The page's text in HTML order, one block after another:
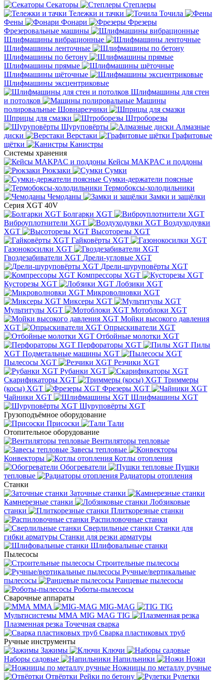
Секаторы
Степлеры
Тележки и тачки
Точила
Фены
Фонари
Фрезеры
Фрезеровальные машины
Шлифмашины вибрационные
Шлифмашины ленточные
Шлифмашины по бетону
Шлифмашины прямые
Шлифмашины щёточные
Шлифмашины эксцентриковые
Шлифмашины для стен
и потолков
Машины
полировальные Шовнарезчики
Шприцы для смазки
Штроборезы
Шуруповёрты
Алмазные
диски
Верстаки
Графитовые
щётки
Канистры
Системы хранения
Кейсы MAKPAC и поддоны
Рюкзаки
Сумки
Сумки-держатели поясные
Термобоксы-холодильники
Чемоданы
Замки и защёлки
Серия XGT 40V
Болгарки XGT
Виброуплотнители XGT
Воздуходувки
XGT
Высоторезы XGT
Гайковёрты XGT
Газонокосилки XGT
Гвоздезабиватели XGT Дрели-угловые XGT
Дрели-шуруповёрты XGT
Компрессоры XGT
Кусторезы XGT
Лобзики XGT
Микроволновки XGT
Миксеры XGT
Мультитулы XGT
Мотоблоки XGT
Мойки высокого давления
XGT
Опрыскиватели XGT
Отбойные молотки XGT
Перфораторы XGT
Пилы
XGT Подметальные машины XGT
Пылесосы XGT
Резчики XGT
Рубанки XGT
Скарификаторы XGT
Триммеры
(косы) XGT
Фрезеры XGT
Чайники XGT
Шлифмашины XGT
Шуруповёрты XGT
Грузоподъёмное оборудование
Присоски
Тали
Отопительное оборудование
Вентиляторы тепловые
Завесы тепловые
Конвекторы
Котлы отопления
Обогреватели
Пушки
тепловые
Радиаторы отопления
Станки
Заточные станки
Камнерезные станки
Лобзиковые
станки
Плиткорезные станки
Распиловочные станки
Сверлильные станки Станки для
гибки арматуры Станки для резки арматуры
Шлифовальные станки
Пылесосы
Строительные пылесосы
Ручные/вертикальные
пылесосы
Ранцевые пылесосы
Роботы-пылесосы
Сварочные аппараты
MMA
MIG-MAG
TIG
Мультисистемы ММА MIG MAG TIG
Плазменная резка Точечная сварка
Cварка пластиковых труб
Ручные инструменты
Зажимы
Ключи
Наборы садовые
Напильники
Ножи
Ножницы по металлу ручные
Отвёртки Рейки по бетону
Рулетки